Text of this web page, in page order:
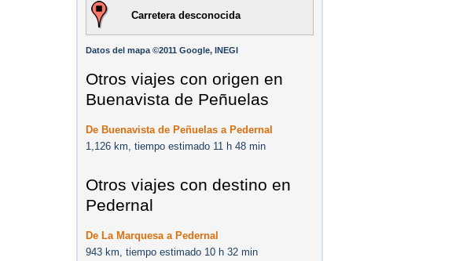
Carretera desconocida
Datos del mapa ©2011 Google, INEGI
Otros viajes con origen en
Buenavista de Peñuelas
De Buenavista de Peñuelas a Pedernal
1,126 km, tiempo estimado 11 h 48 min
Otros viajes con destino en
Pedernal
De La Marquesa a Pedernal
943 km, tiempo estimado 10 h 32 min